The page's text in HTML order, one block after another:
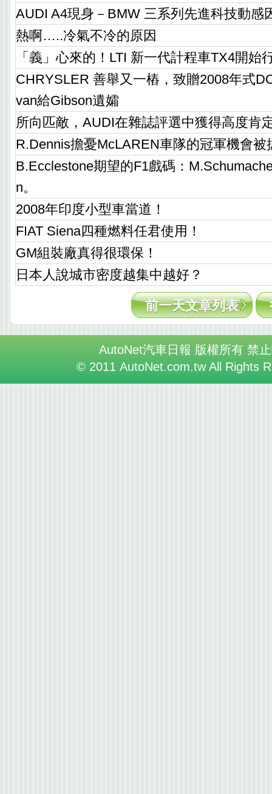
AUDI A4現身－BMW 三系列先進科技動感
熱啊…..冷氣不冷的原因
「義」心來的！LTI 新一代計程車TX4開始
CHRYSLER 善舉又一樁，致贈2008年式
van給Gibson遺孀
所向匹敵，AUDI在雜誌評選中獲得高度肯
R.Dennis擔憂McLAREN車隊的冠軍機會被
B.Ecclestone期望的F1戲碼：
n。
2008年印度小型車當道！
FIAT Siena四種燃料任君使用！
GM組裝廠真得很環保！
日本人說城市密度越集中越好？
前一天文章列表
AutoNet汽車日報 版權所有 禁
© 2011 AutoNet.com.tw All Rights